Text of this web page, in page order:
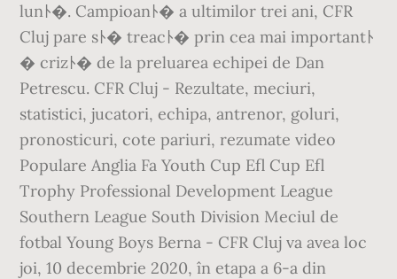
lunﾄ�. Campioanﾄ� a ultimilor trei ani, CFR
Cluj pare sﾄ� treacﾄ� prin cea mai importantﾄ
� crizﾄ� de la preluarea echipei de Dan
Petrescu. CFR Cluj - Rezultate, meciuri,
statistici, jucatori, echipa, antrenor, goluri,
pronosticuri, cote pariuri, rezumate video
Populare Anglia Fa Youth Cup Efl Cup Efl
Trophy Professional Development League
Southern League South Division Meciul de
fotbal Young Boys Berna - CFR Cluj va avea loc
joi, 10 decembrie 2020, în etapa a 6-a din